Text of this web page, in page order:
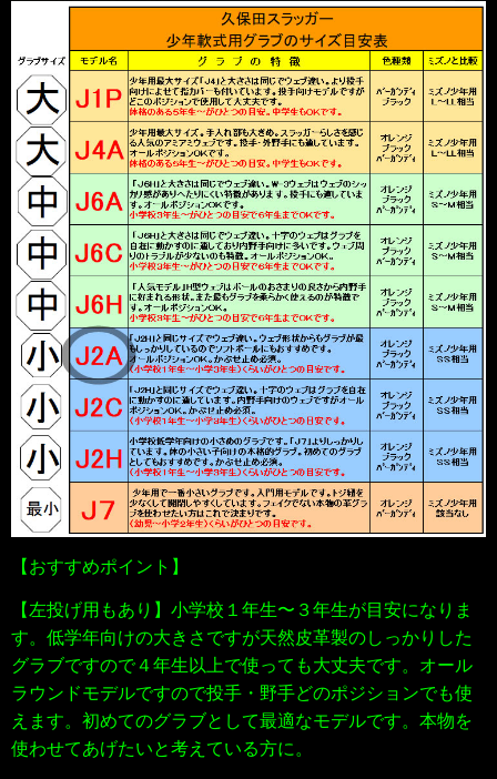
【おすすめポイント】
【左投げ用もあり】 小学校１年生〜３年生が目安になりま
す。低学年向けの大きさですが天然皮革製のしっかりした
グラブですので４年生以上で使っても大丈夫です。オール
ラウンドモデルですので投手・野手どのポジションでも使
えます。初めてのグラブとして最適なモデルです。 本物を
使わせてあげたいと考えている方に。